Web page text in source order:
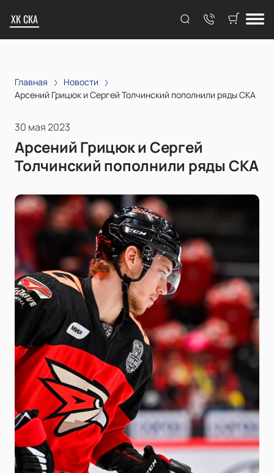
ХК СКА
Главная
Новости
Арсений Грицюк и Сергей Толчинский пополнили ряды СКА
30 мая 2023
Арсений Грицюк и Сергей
Толчинский пополнили ряды СКА